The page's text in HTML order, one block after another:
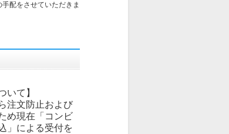
配をさせていただきま
いて】
注文防止および
め現在「コンビ
」による受付を